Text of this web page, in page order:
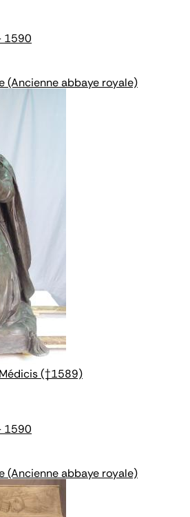
1590
(Ancienne abbaye royale)
(†1589)
1590
(Ancienne abbaye royale)